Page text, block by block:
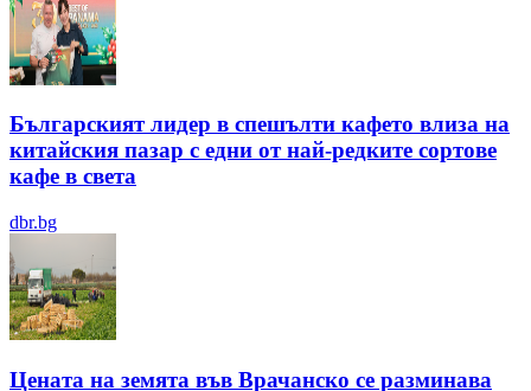
Българският лидер в спешълти кафето влиза на
китайския пазар с едни от най-редките сортове
кафе в света
dbr.bg
Цената на земята във Врачанско се разминава